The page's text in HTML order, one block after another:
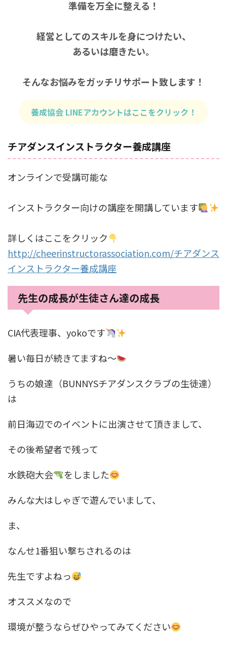
準備を万全に整える！
経営としてのスキルを身につけたい、
あるいは磨きたい。
そんなお悩みをガッチリサポート致します！
養成協会 LINEアカウントはここをクリック！
チアダンスインストラクター養成講座
オンラインで受講可能な
インストラクター向けの講座を開講しています
詳しくはここをクリック
http://cheerinstructorassociation.com/チアダンス
インストラクター養成講座
先生の成長が生徒さん達の成長
CIA代表理事、yokoです
暑い毎日が続きてますね〜
うちの娘達（BUNNYSチアダンスクラブの生徒達）
は
前日海辺でのイベントに出演させて頂きまして、
その後希望者で残って
水鉄砲大会
をしました
みんな大はしゃぎで遊んでいまして、
ま、
なんせ1番狙い撃ちされるのは
先生ですよねっ
オススメなので
環境が整うならぜひやってみてください